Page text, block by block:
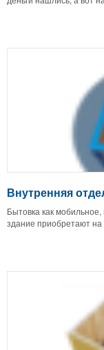
Внутренняя
Бытовка как
здание приобретают на